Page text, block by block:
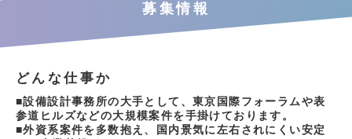
募集情報
どんな仕事か
■設備設計事務所の大手として、東京国際フォーラムや表
参道ヒルズなどの大規模案件を手掛けております。
■外資系案件を多数抱え、国内景気に左右されにくい安定